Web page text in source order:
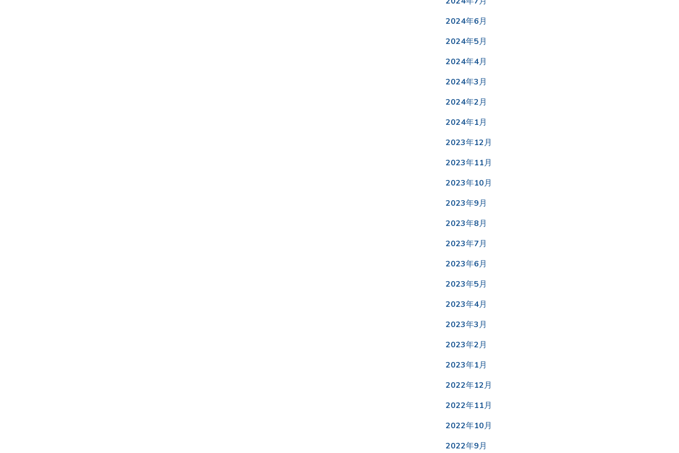
2024年6月
2024年5月
2024年4月
2024年3月
2024年2月
2024年1月
2023年12月
2023年11月
2023年10月
2023年9月
2023年8月
2023年7月
2023年6月
2023年5月
2023年4月
2023年3月
2023年2月
2023年1月
2022年12月
2022年11月
2022年10月
2022年9月